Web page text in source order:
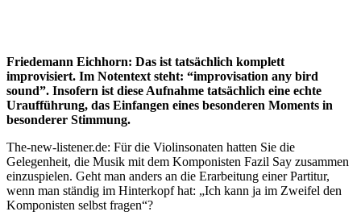
Friedemann Eichhorn: Das ist tatsächlich komplett
improvisiert. Im Notentext steht: “improvisation any bird
sound”. Insofern ist diese Aufnahme tatsächlich eine echte
Uraufführung, das Einfangen eines besonderen Moments in
besonderer Stimmung.
The-new-listener.de: Für die Violinsonaten hatten Sie die
Gelegenheit, die Musik mit dem Komponisten Fazil Say zusammen
einzuspielen. Geht man anders an die Erarbeitung einer Partitur,
wenn man ständig im Hinterkopf hat: „Ich kann ja im Zweifel den
Komponisten selbst fragen“?